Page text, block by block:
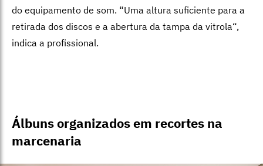
do equipamento de som. “Uma altura suficiente para a
retirada dos discos e a abertura da tampa da vitrola“,
indica a profissional.
Álbuns organizados em recortes na
marcenaria